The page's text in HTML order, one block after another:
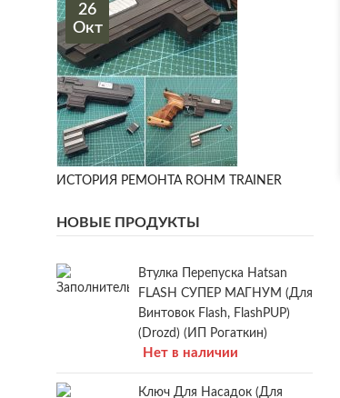
26
Окт
ИСТОРИЯ РЕМОНТА ROHM TRAINER
НОВЫЕ ПРОДУКТЫ
Втулка Перепуска Hatsan
FLASH СУПЕР МАГНУМ (для
Винтовок Flash, FlashPUP)
(Drozd) (ИП Рогаткин)
Нет в наличии
Ключ Для Насадок (для